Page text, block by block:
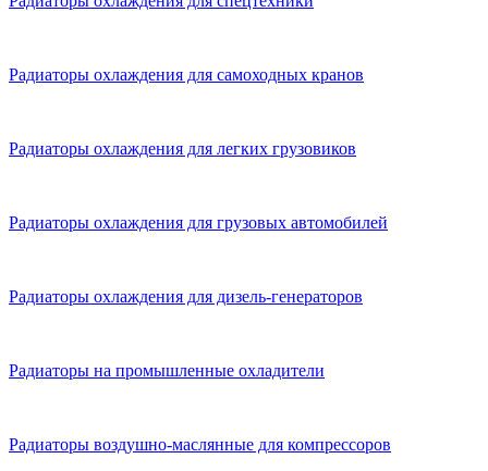
Радиаторы охлаждения для самоходных кранов
Радиаторы охлаждения для легких грузовиков
Радиаторы охлаждения для грузовых автомобилей
Радиаторы охлаждения для дизель-генераторов
Радиаторы на промышленные охладители
Радиаторы воздушно-маслянные для компрессоров